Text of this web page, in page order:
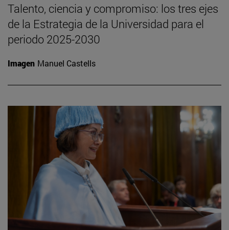
Talento, ciencia y compromiso: los tres ejes
de la Estrategia de la Universidad para el
periodo 2025-2030
Imagen Manuel Castells